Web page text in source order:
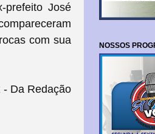
prefeito José
com sua
- Da Redação
NOSSOS